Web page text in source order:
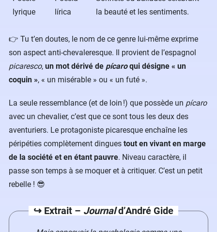
lyrique
lírica
la beauté et les sentiments.
👉 Tu t’en doutes, le nom de ce genre lui-même exprime
son aspect anti-chevaleresque. Il provient de l’espagnol
picaresco, un mot dérivé de pícaroqui désigne « un
coquin », « un misérable » ou « un futé ».
La seule ressemblance (et de loin !) que possède un pícaro
avec un chevalier, c’est que ce sont tous les deux des
aventuriers. Le protagoniste picaresque enchaîne les
péripéties complètement dingues tout en vivant en marge
de la société et en étant pauvre. Niveau caractère, il
passe son temps à se moquer et à critiquer. C’est un petit
rebelle ! 😎
↪️ Extrait – Journald’André Gide